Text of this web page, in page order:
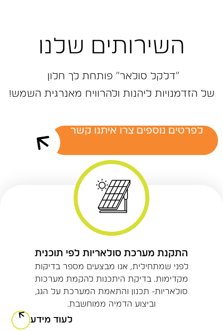
התקנת מערכת סולאריות לפי תוכנית
לפני שמתחילית, אנו מבצעים מספר בדיקות
מקדימות. בדיקת היתכנות להקמת מערכות
סולאריות- תכנון והתאמת המערכת על הגג,
וביצוע הדמיה ממוחשבת.
לעוד מידע
השירותים שלנו
״דלקל ‬סולאר״‭ ‬פותחת‭ ‬לך‭ ‬חלון‭ ‬
של‭ ‬הזדמנויות‭ ‬ליהנות‭ ‬ולהרוויח‭ ‬מאנרגית‭ ‬השמש‭!‬
לפרטים נוספים צרו איתנו קשר